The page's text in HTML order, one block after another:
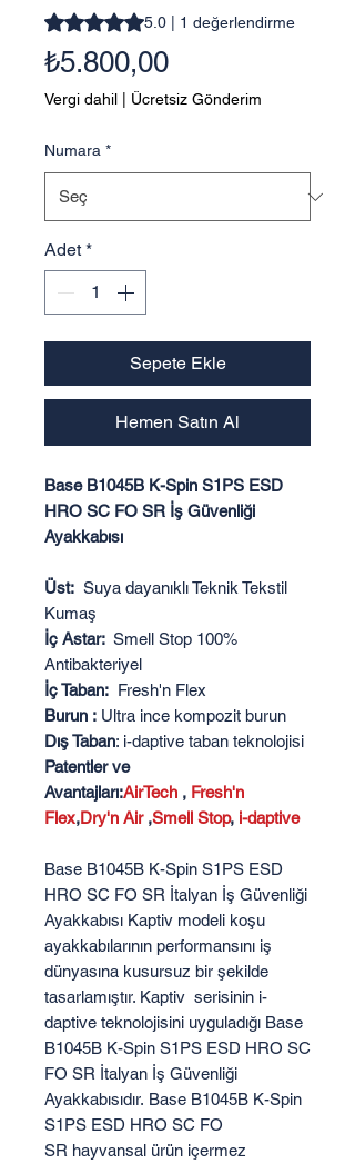
1 değerlendirmeye göre beş yıldız
5.0 | 1 değerlendirme
₺5.800,00Fiyat
Vergi dahil Ücretsiz Gönderim
Numara *
Adet *
Sepete Ekle
Hemen Satın Al
Base B1045B K-Spin S1PS ESD
HRO SC FO SR İş Güvenliği
Ayakkabısı
Üst: Suya dayanıklı Teknik Tekstil
Kumaş
İç Astar: Smell Stop 100%
Antibakteriyel
İç Taban: Fresh'n Flex
Burun : Ultra ince kompozit burun
Dış Taban: i-daptive taban teknolojisi
Patentler ve
Avantajları:AirTech , Fresh'n
Flex,Dry'n Air,Smell Stop, i-daptive
Base B1045B K-Spin S1PS ESD
HRO SC FO SR İtalyan İş Güvenliği
Ayakkabısı Kaptiv modeli koşu
ayakkabılarının performansını iş
dünyasına kusursuz bir şekilde
tasarlamıştır. Kaptiv serisinin i-
daptive teknolojisini uyguladığı Base
B1045B K-Spin S1PS ESD HRO SC
FO SR İtalyan İş Güvenliği
Ayakkabısıdır. Base B1045B K-Spin
S1PS ESD HRO SC FO
SR hayvansal ürün içermez